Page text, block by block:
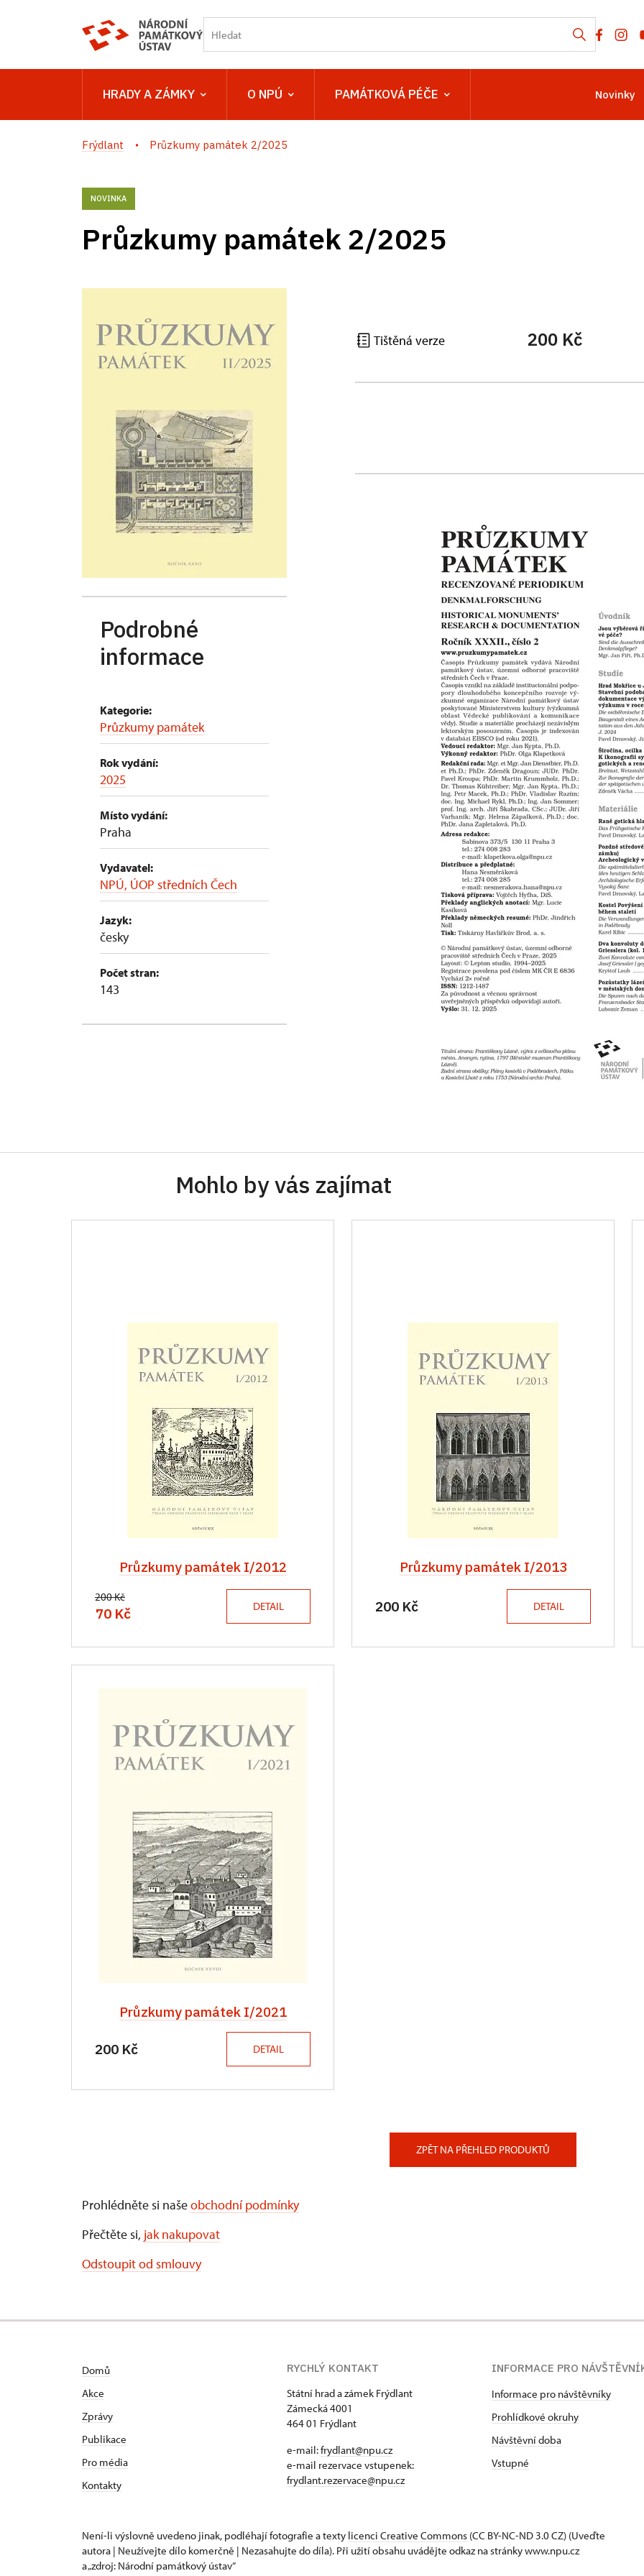
HRADY A ZÁMKY O NPÚ PAMÁTKOVÁ PÉČE Novinky
Frýdlant Průzkumy památek 2/2025
NOVINKA
Průzkumy památek 2/2025
Podrobné
informace
Kategorie:
Průzkumy památek
Rok vydání:
2025
Místo vydání:
Praha
Vydavatel:
NPÚ, ÚOP středních Čech
Jazyk:
česky
Počet stran:
143
Tištěná verze 200 Kč
Mohlo by vás zajímat
Průzkumy památek I/2012
200 Kč
70 Kč DETAIL
Průzkumy památek I/2013
200 Kč DETAIL
Průzkumy památek I/2021
200 Kč DETAIL
ZPĚT NA PŘEHLED PRODUKTŮ
Prohlédněte si našeobchodní podmínky
Přečtěte si, jak nakupovat
Odstoupit od smlouvy
Domů
Akce
Zprávy
Publikace
Pro média
Kontakty
RYCHLÝ KONTAKT
Státní hrad a zámek Frýdlant
Zámecká 4001
464 01 Frýdlant
e-mail:frydlant@npu.cz
e-mail rezervace vstupenek:
frydlant.rezervace@npu.cz
INFORMACE PRO
Informace pro návštěvníky
Prohlídkové okruhy
Návštěvní doba
Vstupné
Není-li výslovně uvedeno jinak, podléhají fotografie a texty licenci Creative Commons (CC BY-NC-ND 3.0 CZ) (Uveďte
autora | Neužívejte dílo komerčně | Nezasahujte do díla). Při užití obsahu uvádějte odkaz na stránky www.npu.cz
a „zdroj: Národní památkový ústav“